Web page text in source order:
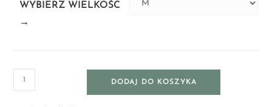
WYBIERZ WIELKOŚĆ
→
DODAJ DO KOSZYKA